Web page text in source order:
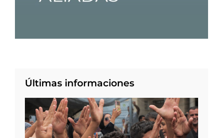
Últimas informaciones